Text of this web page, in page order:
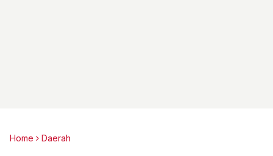
Home Daerah